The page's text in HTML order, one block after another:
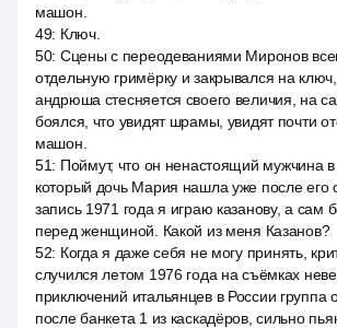
машон.
49: Ключ.
50: Сцены с переодеваниями Миронов
отдельную гримёрку и закрывался на
андрюша стесняется своего величия, на
боялся, что увидят шрамы, увидят почти
машон.
51: Поймут, что он ненастоящий мужчина в
который дочь Мария нашла уже после его
запись 1971 года я играю казанову, а сам
перед женщиной. Какой из меня Казанов?
52: Когда я даже себя не могу принять,
случился летом 1976 года на съёмках
приключений итальянцев в России группа
после банкета 1 из каскадёров, сильно